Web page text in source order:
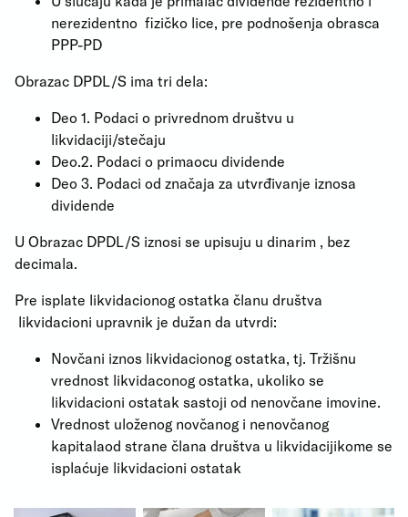
nerezidentno fizičko lice, pre podnošenja obrasca
PPP-PD
Obrazac DPDL/S ima tri dela:
Deo 1. Podaci o privrednom društvu u
likvidaciji/stečaju
Deo.2. Podaci o primaocu dividende
Deo 3. Podaci od značaja za utvrđivanje iznosa
dividende
U Obrazac DPDL/S iznosi se upisuju u dinarim , bez
decimala.
Pre isplate likvidacionog ostatka članu društva
likvidacioni upravnik je dužan da utvrdi:
Novčani iznos likvidacionog ostatka, tj. Tržišnu
vrednost likvidaconog ostatka, ukoliko se
likvidacioni ostatak sastoji od nenovčane imovine.
Vrednost uloženog novčanog i nenovčanog
kapitalaod strane člana društva u likvidacijikome se
isplaćuje likvidacioni ostatak